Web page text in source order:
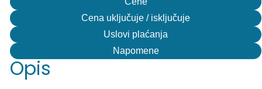
Cena uključuje / isključuje
Uslovi plaćanja
Napomene
Opis